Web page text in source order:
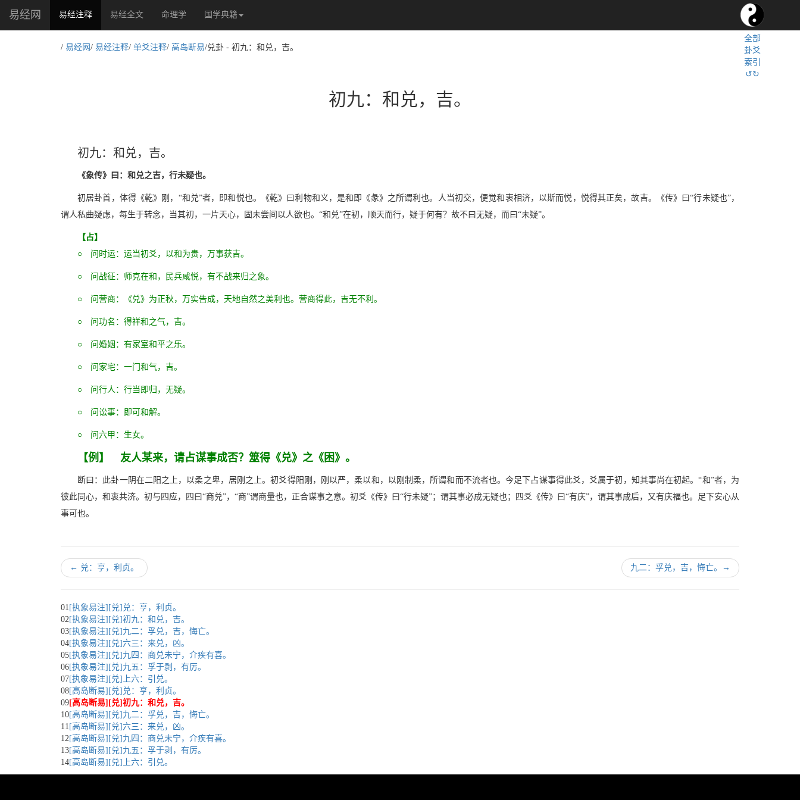
易经网 易经注释(current)易经全文 命理学 国学典籍
全部
卦爻
索引
↺↻
/ 易经网 / 易经注释/ 单爻注释/ 高岛断易/兑卦 - 初九：和兑，吉。
初九：和兑，吉。
初九：和兑，吉。
《象传》曰：和兑之吉，行未疑也。
初居卦首，体得《乾》刚，“和兑”者，即和悦也。《乾》曰利物和义，是和即《彖》之所谓利也。人当初交，便觉和衷相济，以斯而悦，悦得其正矣，故吉。《传》曰“行未疑也”，
谓人私曲疑虑，每生于转念，当其初，一片天心，固未尝间以人欲也。“和兑”在初，顺天而行，疑于何有？故不曰无疑，而曰“未疑”。
【占】
○ 问时运：运当初爻，以和为贵，万事获吉。
○ 问战征：师克在和，民兵咸悦，有不战来归之象。
○ 问营商：《兑》为正秋，万实告成，天地自然之美利也。营商得此，吉无不利。
○ 问功名：得祥和之气，吉。
○ 问婚姻：有家室和平之乐。
○ 问家宅：一门和气，吉。
○ 问行人：行当即归，无疑。
○ 问讼事：即可和解。
○ 问六甲：生女。
【例】 友人某来，请占谋事成否？筮得《兑》之《困》。
断曰：此卦一阴在二阳之上，以柔之卑，居刚之上。初爻得阳刚，刚以严，柔以和，以刚制柔，所谓和而不流者也。今足下占谋事得此爻，爻属于初，知其事尚在初起。“和”者，为
彼此同心，和衷共济。初与四应，四曰“商兑”，“商”谓商量也，正合谋事之意。初爻《传》曰“行未疑”；谓其事必成无疑也；四爻《传》曰“有庆”，谓其事成后，又有庆福也。足下安心从
事可也。
← 兑：亨，利贞。 九二：孚兑，吉，悔亡。 →
01 [执象易注][兑]兑：亨，利贞。
02[执象易注][兑]初九：和兑，吉。
03[执象易注][兑]九二：孚兑，吉，悔亡。
04[执象易注][兑]六三：来兑，凶。
05[执象易注][兑]九四：商兑未宁，介疾有喜。
06[执象易注][兑]九五：孚于剥，有厉。
07[执象易注][兑]上六：引兑。
08[高岛断易][兑]兑：亨，利贞。
09[高岛断易][兑]初九：和兑，吉。
10[高岛断易][兑]九二：孚兑，吉，悔亡。
11 [高岛断易][兑]六三：来兑，凶。
12[高岛断易][兑]九四：商兑未宁，介疾有喜。
13[高岛断易][兑]九五：孚于剥，有厉。
14[高岛断易][兑]上六：引兑。